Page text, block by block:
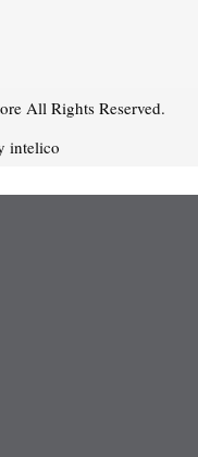
All Rights Reserved.
intelico